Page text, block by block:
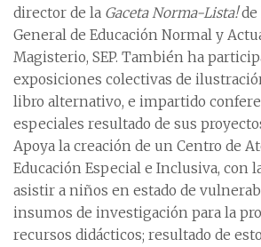
director de la Gaceta Norma-Lista!de
General de Educación Normal y
Magisterio, SEP. También ha
exposiciones colectivas de
libro alternativo, e impartido
especiales resultado de sus
Apoya la creación de un Centro de
Educación Especial e Inclusiva, con
asistir a niños en estado de
insumos de investigación para la
recursos didácticos; resultado de